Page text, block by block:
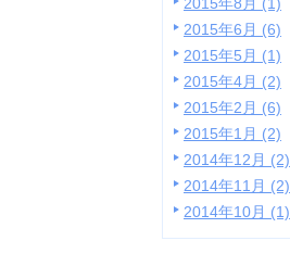
2015年6月 (6)
2015年5月 (1)
2015年4月 (2)
2015年2月 (6)
2015年1月 (2)
2014年12月 (2)
2014年11月 (2)
2014年10月 (1)